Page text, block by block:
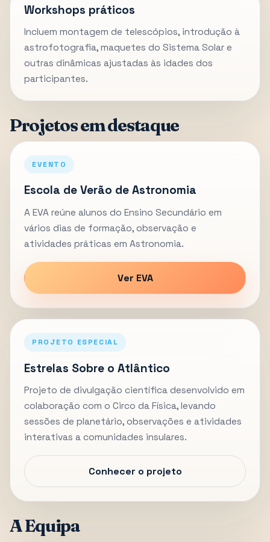
Workshops práticos
Incluem montagem de telescópios, introdução à
astrofotografia, maquetes do Sistema Solar e
outras dinâmicas ajustadas às idades dos
participantes.
Projetos em destaque
EVENTO
Escola de Verão de Astronomia
A EVA reúne alunos do Ensino Secundário em
vários dias de formação, observação e
atividades práticas em Astronomia.
Ver EVA
PROJETO ESPECIAL
Estrelas Sobre o Atlântico
Projeto de divulgação científica desenvolvido em
colaboração com o Circo da Física, levando
sessões de planetário, observações e atividades
interativas a comunidades insulares.
Conhecer o projeto
A Equipa